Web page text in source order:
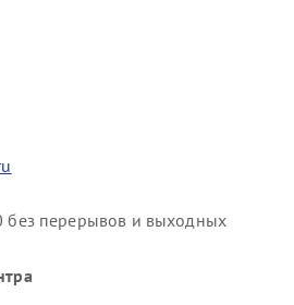
перерывов и выходных